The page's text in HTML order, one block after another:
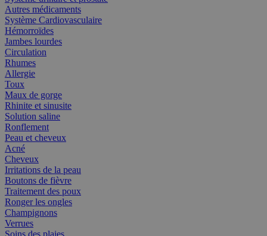
Autres médicaments
Système Cardiovasculaire
Hémorroïdes
Jambes lourdes
Circulation
Rhumes
Allergie
Toux
Maux de gorge
Rhinite et sinusite
Solution saline
Ronflement
Peau et cheveux
Acné
Cheveux
Irritations de la peau
Boutons de fièvre
Traitement des poux
Ronger les ongles
Champignons
Verrues